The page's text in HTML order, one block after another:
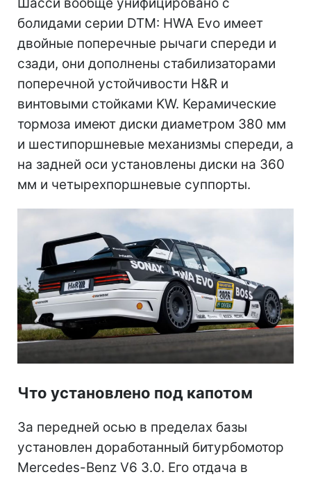
болидами серии DTM: HWA Evo имеет
двойные поперечные рычаги спереди и
сзади, они дополнены стабилизаторами
поперечной устойчивости H&R и
винтовыми стойками KW. Керамические
тормоза имеют диски диаметром 380 мм
и шестипоршневые механизмы спереди, а
на задней оси установлены диски на 360
мм и четырехпоршневые суппорты.
Что установлено под капотом
За передней осью в пределах базы
установлен доработанный битурбомотор
Mercedes-Benz V6 3.0. Его отдача в